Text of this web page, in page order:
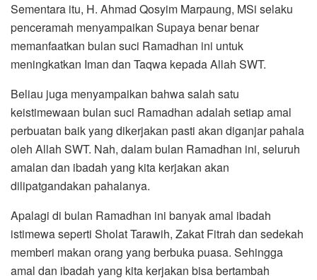
Sementara itu, H. Ahmad Qosyim Marpaung, MSi selaku
penceramah menyampaikan Supaya benar benar
memanfaatkan bulan suci Ramadhan ini untuk
meningkatkan Iman dan Taqwa kepada Allah SWT.
Beliau juga menyampaikan bahwa salah satu
keistimewaan bulan suci Ramadhan adalah setiap amal
perbuatan baik yang dikerjakan pasti akan diganjar pahala
oleh Allah SWT. Nah, dalam bulan Ramadhan ini, seluruh
amalan dan ibadah yang kita kerjakan akan
dilipatgandakan pahalanya.
Apalagi di bulan Ramadhan ini banyak amal ibadah
istimewa seperti Sholat Tarawih, Zakat Fitrah dan sedekah
memberi makan orang yang berbuka puasa. Sehingga
amal dan ibadah yang kita kerjakan bisa bertambah